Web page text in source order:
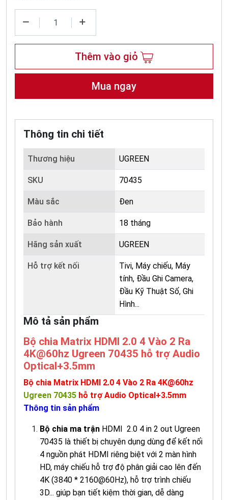
Thêm vào giỏ
Mua ngay
Thông tin chi tiết
Thương hiệu UGREEN
SKU 70435
Màu sắc Đen
Bảo hành 18 tháng
Hãng sản xuất UGREEN
Hỗ trợ kết nối
Tivi, Máy chiếu, Máy
tính, Đầu Ghi Camera,
Đầu Kỹ Thuật Số, Ghi
Hình...
Mô tả sản phẩm
Bộ chia Matrix HDMI 2.0 4 Vào 2 Ra
4K@60hz Ugreen 70435 hỗ trợ Audio
Optical+3.5mm
Bộ chia Matrix HDMI 2.0 4 Vào 2 Ra 4K@60hz
Ugreen 70435 hỗ trợ Audio Optical+3.5mm
Thông tin sản phẩm
Bộ chia ma trận HDMI 2.0 4 in 2 out Ugreen
70435 là thiết bị chuyên dụng dùng để kết nối
4 nguồn phát HDMI riêng biệt với 2 màn hình
HD, máy chiếu hỗ trợ độ phân giải cao lên đến
4K (3840 * 2160@60Hz), hỗ trợ trình chiếu
3D... giúp bạn tiết kiệm thời gian, dễ dàng